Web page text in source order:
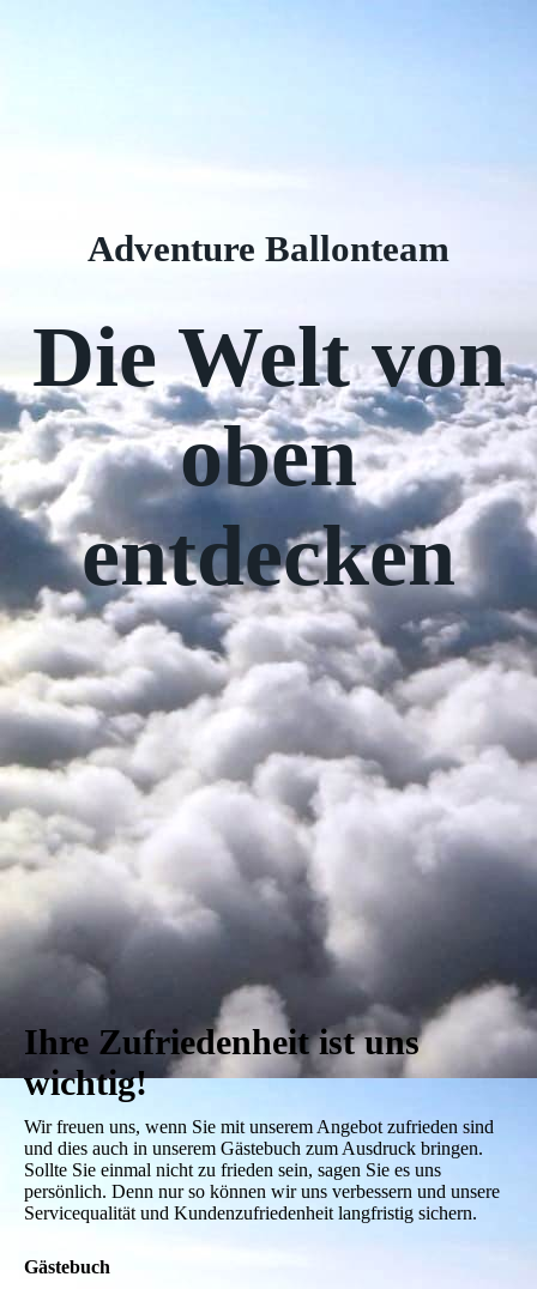
Adventure Ballonteam
Die Welt von
oben
entdecken
Ihre Zufriedenheit ist uns
wichtig!
Wir freuen uns, wenn Sie mit unserem Angebot zufrieden sind
und dies auch in unserem Gästebuch zum Ausdruck bringen.
Sollte Sie einmal nicht zu frieden sein, sagen Sie es uns
persönlich. Denn nur so können wir uns verbessern und unsere
Servicequalität und Kundenzufriedenheit langfristig sichern.
Gästebuch